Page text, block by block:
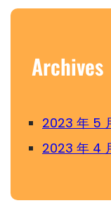
c
Archives
2023 年 5
2023 年 4